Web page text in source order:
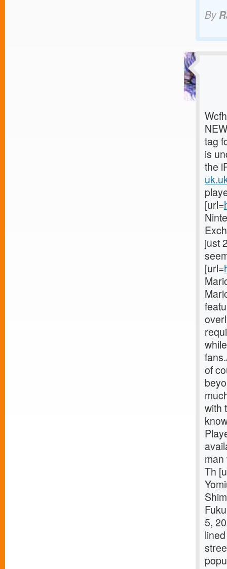
By
tag
is
the
[url=
just
[url=
of
with
Th
5,